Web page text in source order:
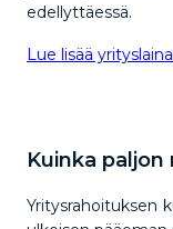
edellyttäessä.
Lue lisää
Kuinka
Yritysrahoituksen